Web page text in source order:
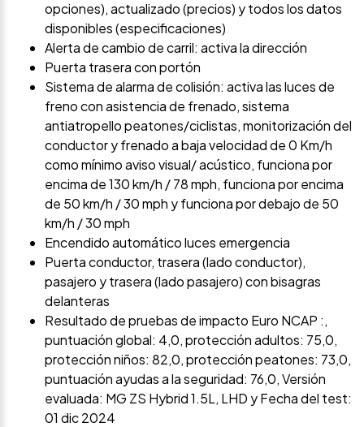
opciones), actualizado (precios) y todos los datos
disponibles (especificaciones)
Alerta de cambio de carril: activa la dirección
Puerta trasera con portón
Sistema de alarma de colisión: activa las luces de
freno con asistencia de frenado, sistema
antiatropello peatones/ciclistas, monitorización del
conductor y frenado a baja velocidad de 0 Km/h
como mínimo aviso visual/ acústico, funciona por
encima de 130 km/h / 78 mph, funciona por encima
de 50 km/h / 30 mph y funciona por debajo de 50
km/h / 30 mph
Encendido automático luces emergencia
Puerta conductor, trasera (lado conductor),
pasajero y trasera (lado pasajero) con bisagras
delanteras
Resultado de pruebas de impacto Euro NCAP :,
puntuación global: 4,0, protección adultos: 75,0,
protección niños: 82,0, protección peatones: 73,0,
puntuación ayudas a la seguridad: 76,0, Versión
evaluada: MG ZS Hybrid 1.5L, LHD y Fecha del test:
01 dic 2024